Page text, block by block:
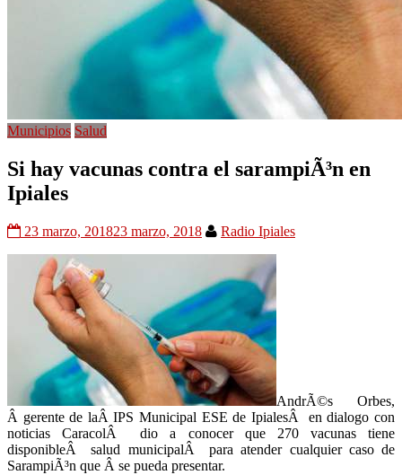
Municipios Salud
Si hay vacunas contra el sarampiÃ³n en
Ipiales
23 marzo, 201823 marzo, 2018 Radio Ipiales
AndrÃ©s Orbes,
Â gerente de laÂ IPS Municipal ESE de IpialesÂ en dialogo con
noticias CaracolÂ dio a conocer que 270 vacunas tiene
disponibleÂ salud municipalÂ para atender cualquier caso de
SarampiÃ³n que Â se pueda presentar.